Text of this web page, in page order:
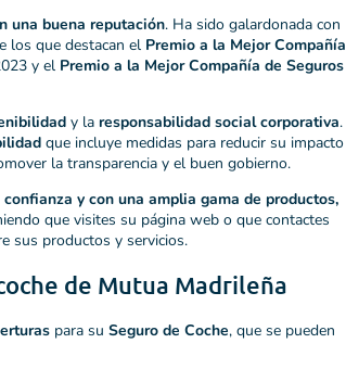
una buena reputación. Ha sido galardonada con
los que destacan el Premio a la Mejor Compañía
y el Premio a la Mejor Compañía de Seguros
y la responsabilidad social corporativa.
que incluye medidas para reducir su impacto
la transparencia y el buen gobierno.
y con una amplia gama de productos,
que visites su página web o que contactes
sus productos y servicios.
de Mutua Madrileña
para su Seguro de Coche, que se pueden